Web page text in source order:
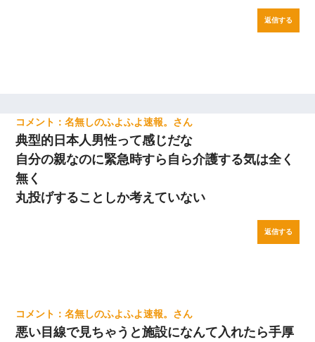
返信する
名無しのふよふよ速報。
典型的日本人男性って感じだな
自分の親なのに緊急時すら自ら介護する気は全く
無く
丸投げすることしか考えていない
返信する
名無しのふよふよ速報。
悪い目線で見ちゃうと施設になんて入れたら手厚